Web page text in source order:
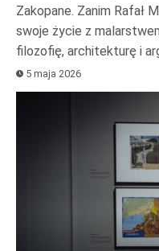
Zakopane. Zanim Rafał
swoje życie z
filozofię, architekturę i
5 maja 2026